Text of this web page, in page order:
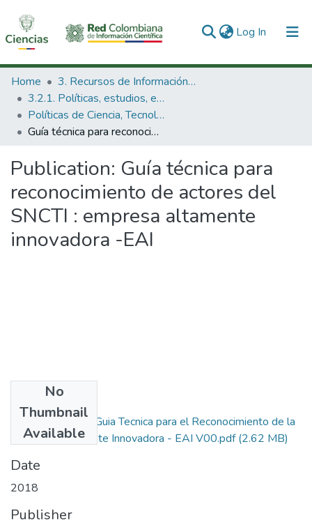
Log In (current)
Communities & Collections
All of DSpace
Statistics
Home
3. Recursos de Información Científica y Tecnológica
3.2.1. Políticas, estudios, evaluaciones e indicadores de CTeI
Políticas de Ciencia, Tecnología e Innovación
Guía técnica para reconocimiento de actores del SNCTI : empresa altamente innovadora -EAI
Publication: Guía técnica para
reconocimiento de actores del
SNCTI : empresa altamente
innovadora -EAI
No
Thumbnail
Available
M601PR05G02 Guia Tecnica para el Reconocimiento de la
Empresa Altamente Innovadora - EAI V00.pdf(2.62 MB)
Date
2018
Publisher